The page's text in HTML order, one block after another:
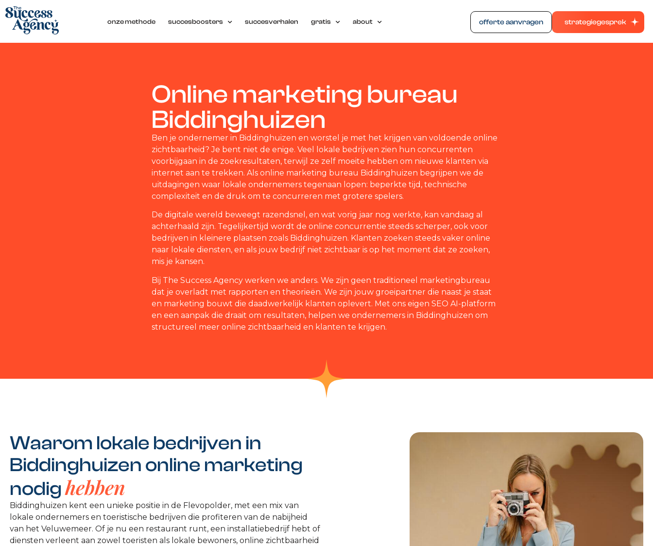
onze methode succesboosters succesverhalen gratis about offerte aanvragen strategiegesprek
Online marketing bureau
Biddinghuizen
Ben je ondernemer in Biddinghuizen en worstel je met het krijgen van voldoende online
zichtbaarheid? Je bent niet de enige. Veel lokale bedrijven zien hun concurrenten
voorbijgaan in de zoekresultaten, terwijl ze zelf moeite hebben om nieuwe klanten via
internet aan te trekken. Als online marketing bureau Biddinghuizen begrijpen we de
uitdagingen waar lokale ondernemers tegenaan lopen: beperkte tijd, technische
complexiteit en de druk om te concurreren met grotere spelers.
De digitale wereld beweegt razendsnel, en wat vorig jaar nog werkte, kan vandaag al
achterhaald zijn. Tegelijkertijd wordt de online concurrentie steeds scherper, ook voor
bedrijven in kleinere plaatsen zoals Biddinghuizen. Klanten zoeken steeds vaker online
naar lokale diensten, en als jouw bedrijf niet zichtbaar is op het moment dat ze zoeken,
mis je kansen.
Bij The Success Agency werken we anders. We zijn geen traditioneel marketingbureau
dat je overladt met rapporten en theorieën. We zijn jouw groeipartner die naast je staat
en marketing bouwt die daadwerkelijk klanten oplevert. Met ons eigen SEO AI-platform
en een aanpak die draait om resultaten, helpen we ondernemers in Biddinghuizen om
structureel meer online zichtbaarheid en klanten te krijgen.
Waarom lokale bedrijven in
Biddinghuizen online marketing
nodighebben
Biddinghuizen kent een unieke positie in de Flevopolder, met een mix van
lokale ondernemers en toeristische bedrijven die profiteren van de nabijheid
van het Veluwemeer. Of je nu een restaurant runt, een installatiebedrijf hebt of
diensten verleent aan zowel toeristen als lokale bewoners, online zichtbaarheid